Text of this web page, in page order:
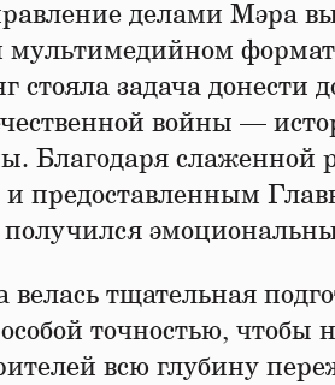
делами Мэра
мультимедийном
стояла задача донести
войны —
Благодаря слаженной
велась тщательная
особой точностью, чтобы
всю глубину